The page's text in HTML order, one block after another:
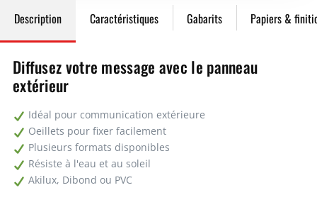
10 70,90€ 709,08€
100
Demandez un devis
Description Caractéristiques Gabarits Papiers &
Diffusez votre message avec le panneau
extérieur
Idéal pour communication extérieure
Oeillets pour fixer facilement
Plusieurs formats disponibles
Résiste à l'eau et au soleil
Akilux, Dibond ou PVC